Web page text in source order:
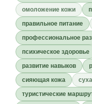
омоложение кожи
правильное питание
профессиональное
психическое здоровье
развитие навыков
сияющая кожа
туристические